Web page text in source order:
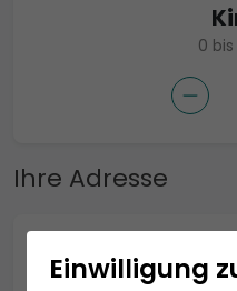
0
Ihre Adresse
Anrede *
Einwilligung